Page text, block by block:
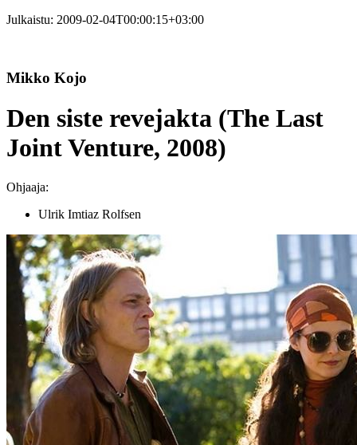
Julkaistu: 2009-02-04T00:00:15+03:00
Mikko Kojo
Den siste revejakta (The Last
Joint Venture, 2008)
Ohjaaja:
Ulrik Imtiaz Rolfsen